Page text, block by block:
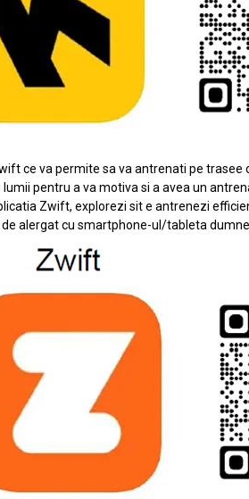
ce va permite sa va antrenati pe trasee
pentru a va motiva si a avea un
Zwift, explorezi sit e antrenezi
alergat cu smartphone-ul/tableta